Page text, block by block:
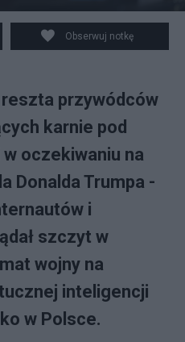
Obserwuj notkę
przywódców
karnie pod
oczekiwaniu na
Donalda Trumpa -
i
szczyt w
wojny na
inteligencji
w Polsce.